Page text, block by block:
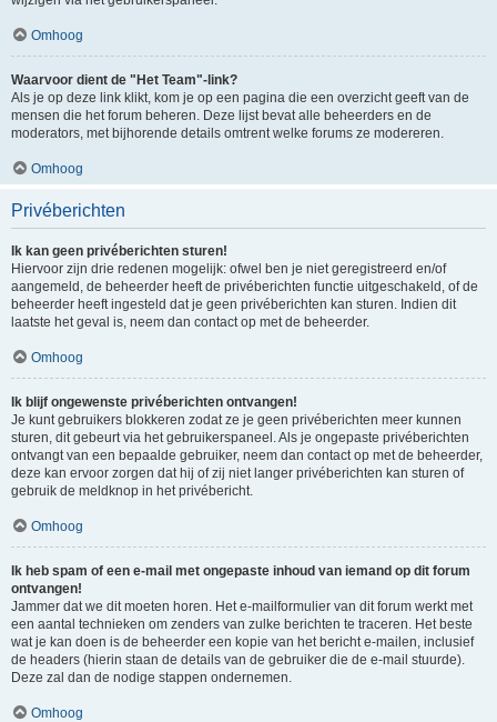
Omhoog
Waarvoor dient de "Het Team"-link?
Als je op deze link klikt, kom je op een pagina die een overzicht geeft van de
mensen die het forum beheren. Deze lijst bevat alle beheerders en de
moderators, met bijhorende details omtrent welke forums ze modereren.
Omhoog
Privéberichten
Ik kan geen privéberichten sturen!
Hiervoor zijn drie redenen mogelijk: ofwel ben je niet geregistreerd en/of
aangemeld, de beheerder heeft de privéberichten functie uitgeschakeld, of de
beheerder heeft ingesteld dat je geen privéberichten kan sturen. Indien dit
laatste het geval is, neem dan contact op met de beheerder.
Omhoog
Ik blijf ongewenste privéberichten ontvangen!
Je kunt gebruikers blokkeren zodat ze je geen privéberichten meer kunnen
sturen, dit gebeurt via het gebruikerspaneel. Als je ongepaste privéberichten
ontvangt van een bepaalde gebruiker, neem dan contact op met de beheerder,
deze kan ervoor zorgen dat hij of zij niet langer privéberichten kan sturen of
gebruik de meldknop in het privébericht.
Omhoog
Ik heb spam of een e-mail met ongepaste inhoud van iemand op dit forum
ontvangen!
Jammer dat we dit moeten horen. Het e-mailformulier van dit forum werkt met
een aantal technieken om zenders van zulke berichten te traceren. Het beste
wat je kan doen is de beheerder een kopie van het bericht e-mailen, inclusief
de headers (hierin staan de details van de gebruiker die de e-mail stuurde).
Deze zal dan de nodige stappen ondernemen.
Omhoog